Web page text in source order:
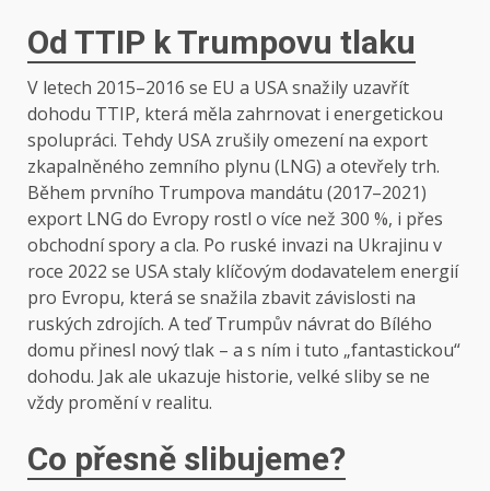
Od TTIP k Trumpovu tlaku
V letech 2015–2016 se EU a USA snažily uzavřít
dohodu TTIP, která měla zahrnovat i energetickou
spolupráci. Tehdy USA zrušily omezení na export
zkapalněného zemního plynu (LNG) a otevřely trh.
Během prvního Trumpova mandátu (2017–2021)
export LNG do Evropy rostl o více než 300 %, i přes
obchodní spory a cla. Po ruské invazi na Ukrajinu v
roce 2022 se USA staly klíčovým dodavatelem energií
pro Evropu, která se snažila zbavit závislosti na
ruských zdrojích. A teď Trumpův návrat do Bílého
domu přinesl nový tlak – a s ním i tuto „fantastickou“
dohodu. Jak ale ukazuje historie, velké sliby se ne
vždy promění v realitu.
Co přesně slibujeme?